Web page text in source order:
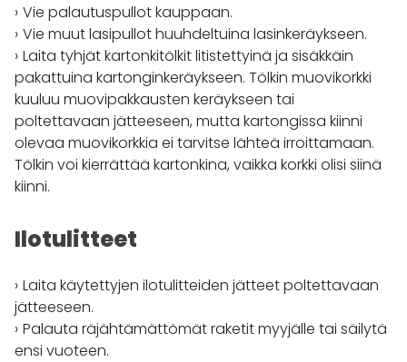
Vie palautuspullot kauppaan.
Vie muut lasipullot huuhdeltuina lasinkeräykseen.
Laita tyhjät kartonkitölkit litistettyinä ja sisäkkäin
pakattuina kartonginkeräykseen. Tölkin muovikorkki
kuuluu muovipakkausten keräykseen tai
poltettavaan jätteeseen, mutta kartongissa kiinni
olevaa muovikorkkia ei tarvitse lähteä irroittamaan.
Tölkin voi kierrättää kartonkina, vaikka korkki olisi siinä
kiinni.
Ilotulitteet
Laita käytettyjen ilotulitteiden jätteet poltettavaan
jätteeseen.
Palauta räjähtämättömät raketit myyjälle tai säilytä
ensi vuoteen.